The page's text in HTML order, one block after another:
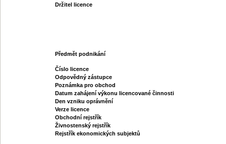
Držitel licence
Předmět podnikání
Číslo licence
Odpovědný zástupce
Poznámka pro obchod
Datum zahájení výkonu licencované činnosti
Den vzniku oprávnění
Verze licence
Obchodní rejstřík
Živnostenský rejstřík
Rejstřík ekonomických subjektů